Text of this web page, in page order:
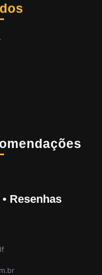
Resenhas